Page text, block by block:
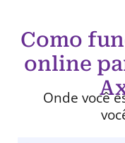
Como
online
Onde você